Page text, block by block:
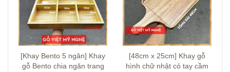
[Khay Bento 5 ngăn] Khay
gỗ Bento chia ngăn trang
[48cm x 25cm] Khay gỗ
hình chữ nhật có tay cầm